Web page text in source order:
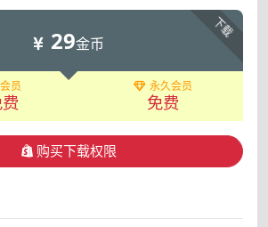
下载
29金币
会员 永久会员
免费
购买下载权限